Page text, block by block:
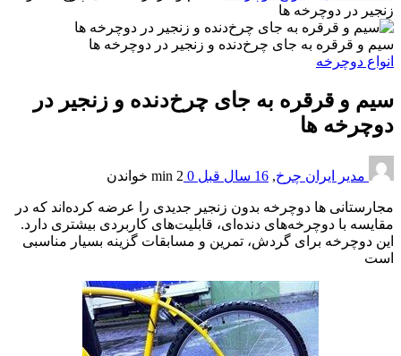
زنجیر در دوچرخه ها
سیم و قرقره به جای چرخ‌دنده و زنجیر در دوچرخه ها
انواع دوچرخه
سیم و قرقره به جای چرخ‌دنده و زنجیر در
دوچرخه ها
مدیر ایران چرخ, 16 سال قبل 0
2 min خواندن
مجارستانی ها دوچرخه بدون زنجیر جدیدی را عرضه کرده‌اند که در
مقایسه با دوچرخه‌های دنده‌ای،‌ قابلیت‌های کاربردی بیشتری دارد.
این دوچرخه برای گردش، تمرین و مسابقات گزینه بسیار مناسبی
است